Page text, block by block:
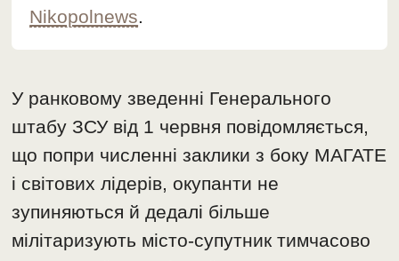
Nikopolnews.
У ранковому зведенні Генерального
штабу ЗСУ від 1 червня повідомляється,
що попри численні заклики з боку МАГАТЕ
і світових лідерів, окупанти не
зупиняються й дедалі більше
мілітаризують місто-супутник тимчасово